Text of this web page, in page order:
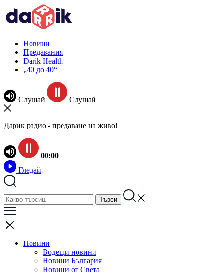
Новини
Предавания
Darik Health
„40 до 40“
Слушай Слушай
Дарик радио - предаване на живо!
00:00
Гледай
Новини
Водещи новини
Новини България
Новини от Света